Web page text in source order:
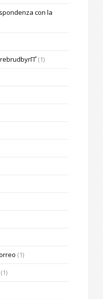
con la
(1)
(1)
(1)